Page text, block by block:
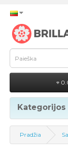
Kategorijos
Pradžia